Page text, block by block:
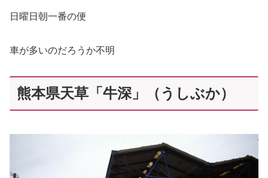
日曜日朝一番の便
車が多いのだろうか不明
熊本県天草「牛深」（うしぶか）